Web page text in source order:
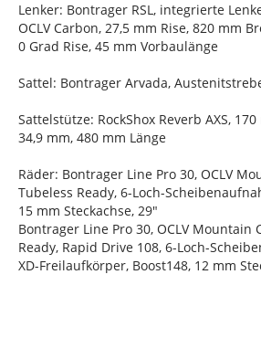
Lenker: Bontrager RSL, integrierte
OCLV Carbon, 27,5 mm Rise, 820 mm
0 Grad Rise, 45 mm Vorbaulänge
Sattel: Bontrager Arvada,
Sattelstütze: RockShox Reverb AXS,
34,9 mm, 480 mm Länge
Räder: Bontrager Line Pro 30, OCLV
Tubeless Ready, 6-Loch-
15 mm Steckachse, 29"
Bontrager Line Pro 30, OCLV Mountain
Ready, Rapid Drive 108, 6-Loch-
XD-Freilaufkörper, Boost148, 12 mm